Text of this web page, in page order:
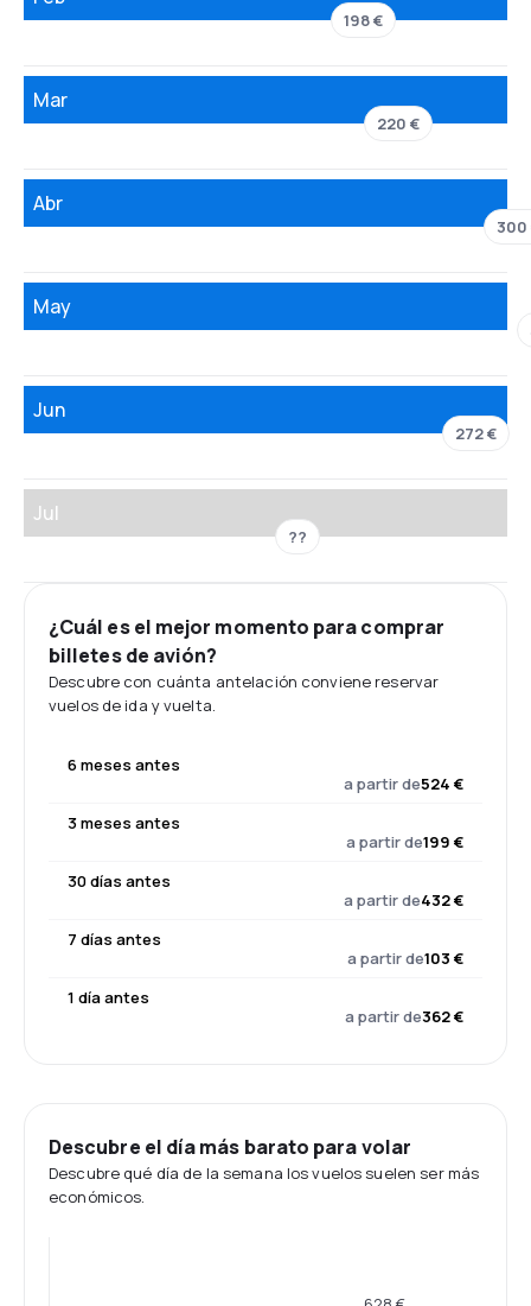
198 €
Mar
220 €
Abr
300
May
Jun
272 €
Jul
??
¿Cuál es el mejor momento para comprar
billetes de avión?
Descubre con cuánta antelación conviene reservar
vuelos de ida y vuelta.
6 meses antes
a partir de524 €
3 meses antes
a partir de199 €
30 días antes
a partir de432 €
7 días antes
a partir de103 €
1 día antes
a partir de362 €
Descubre el día más barato para volar
Descubre qué día de la semana los vuelos suelen ser más
económicos.